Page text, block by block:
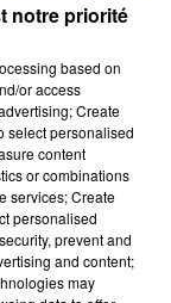
ET
avoir
de trois mois
notre priorité
based on
or access
Create
select personalised
content
or combinations
services; Create
personalised
prevent and
and content;
may